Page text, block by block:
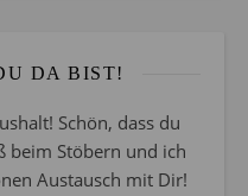
DA BIST!
Schön, dass du
beim Stöbern und ich
Austausch mit Dir!